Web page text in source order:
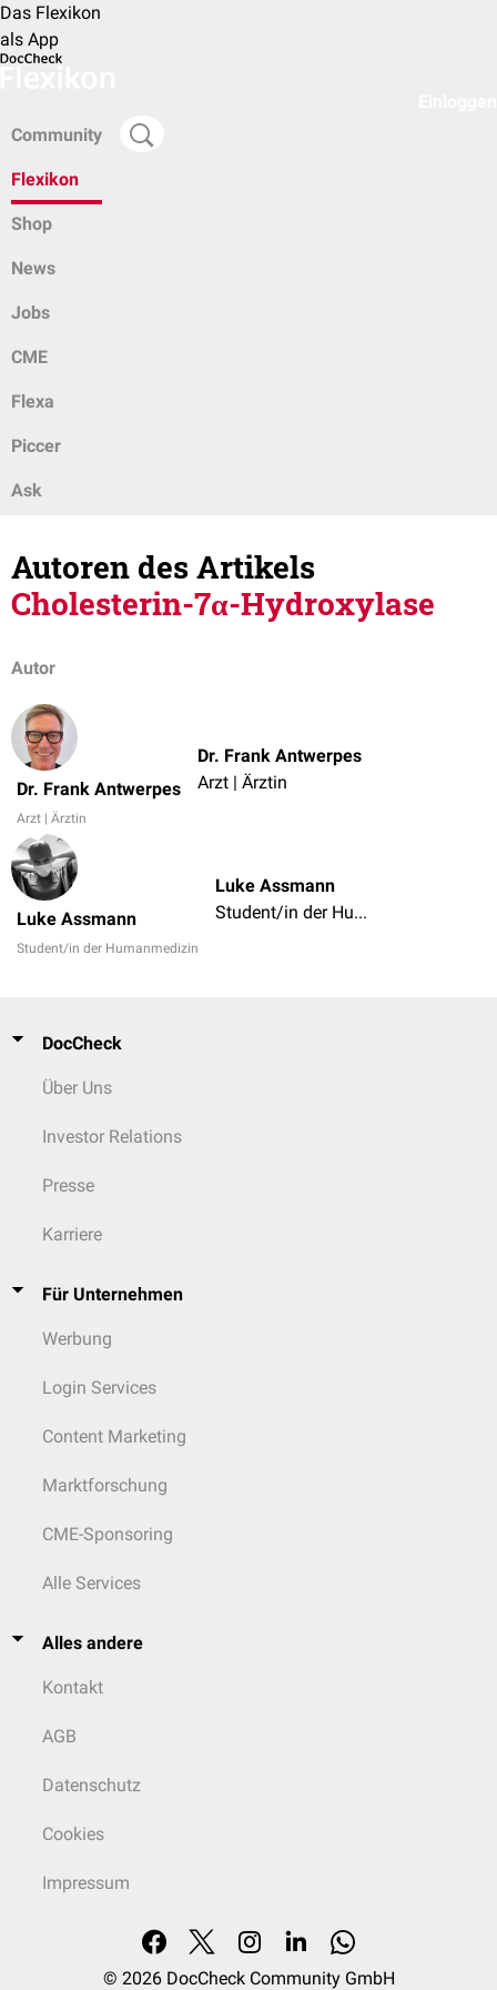
Das Flexikon
als App
Community
Flexikon
Shop
News
Jobs
CME
Flexa
Piccer
Ask
Autoren des Artikels
Cholesterin-7α-Hydroxylase
Autor
Dr. Frank Antwerpes
Arzt | Ärztin
Dr. Frank Antwerpes
Arzt | Ärztin
Luke Assmann
Student/in der Humanmedizin
Luke Assmann
Student/in der Humanmedizin
DocCheck
Über Uns
Investor Relations
Presse
Karriere
Für Unternehmen
Werbung
Login Services
Content Marketing
Marktforschung
CME-Sponsoring
Alle Services
Alles andere
Kontakt
AGB
Datenschutz
Cookies
Impressum
© 2026 DocCheck Community GmbH